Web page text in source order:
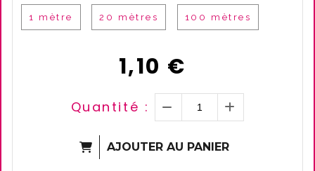
1 mètre 20 mètres 100 mètres
1,10 €
Quantité :
AJOUTER AU PANIER